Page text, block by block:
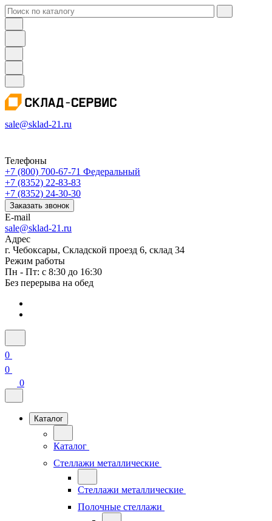
sale@sklad-21.ru
Телефоны
+7 (800) 700-67-71 Федеральный
+7 (8352) 22-83-83
+7 (8352) 24-30-30
Заказать звонок
E-mail
sale@sklad-21.ru
Адрес
г. Чебоксары, Складской проезд 6, склад 34
Режим работы
Пн - Пт: с 8:30 до 16:30
Без перерыва на обед
0
0
0
Каталог
Каталог
Стеллажи металлические
Стеллажи металлические
Полочные стеллажи